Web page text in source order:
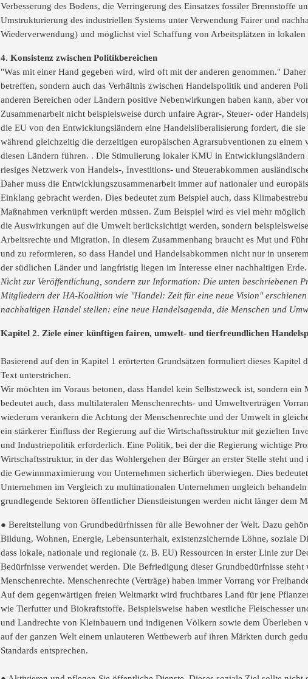
Verbesserung des Bodens, die Verringerung des Einsatzes fossiler Brennstoffe
Umstrukturierung des industriellen Systems unter Verwendung Fairer und
Wiederverwendung) und möglichst viel Schaffung von Arbeitsplätzen in lokalen
4. Konsistenz zwischen Politikbereichen
"Was mit einer Hand gegeben wird, wird oft mit der anderen genommen."
betreffen, sondern auch das Verhältnis zwischen Handelspolitik und anderen
anderen Bereichen oder Ländern positive Nebenwirkungen haben kann, aber
Zusammenarbeit nicht beispielsweise durch unfaire Agrar-, Steuer- oder
die EU von den Entwicklungsländern eine Handelsliberalisierung fordert, die
während gleichzeitig die derzeitigen europäischen Agrarsubventionen zu
diesen Ländern führen. . Die Stimulierung lokaler KMU in
riesiges Netzwerk von Handels-, Investitions- und Steuerabkommen
Daher muss die Entwicklungszusammenarbeit immer auf nationaler und
Einklang gebracht werden. Dies bedeutet zum Beispiel auch, dass
Maßnahmen verknüpft werden müssen. Zum Beispiel wird es viel mehr
die Auswirkungen auf die Umwelt berücksichtigt werden, sondern
Arbeitsrechte und Migration. In diesem Zusammenhang braucht es Mut und
und zu reformieren, so dass Handel und Handelsabkommen nicht nur in
der südlichen Länder und langfristig liegen im Interesse einer nachhaltigen Erde.
Nicht zur Veröffentlichung, sondern zur Information: Die unten beschriebenen
Mitgliedern der HA-Koalition wie "Handel: Zeit für eine neue Vision"
nachhaltigen Handel stellen: eine neue Handelsagenda, die Menschen und
Kapitel 2. Ziele einer künftigen fairen, umwelt- und tierfreundlichen
Basierend auf den in Kapitel 1 erörterten Grundsätzen formuliert dieses
Text unterstrichen.
Wir möchten im Voraus betonen, dass Handel kein Selbstzweck ist, sondern
bedeutet auch, dass multilateralen Menschenrechts- und Umweltverträgen
wiederum verankern die Achtung der Menschenrechte und der Umwelt in
ein stärkerer Einfluss der Regierung auf die Wirtschaftsstruktur mit gezielten
und Industriepolitik erforderlich. Eine Politik, bei der die Regierung wichtige
Wirtschaftsstruktur, in der das Wohlergehen der Bürger an erster Stelle steht
die Gewinnmaximierung von Unternehmen sicherlich überwiegen. Dies
Unternehmen im Vergleich zu multinationalen Unternehmen ungleich
grundlegende Sektoren öffentlicher Dienstleistungen werden nicht länger dem
● Bereitstellung von Grundbedürfnissen für alle Bewohner der Welt. Dazu
Bildung, Wohnen, Energie, Lebensunterhalt, existenzsichernde Löhne, soziale
dass lokale, nationale und regionale (z. B. EU) Ressourcen in erster Linie zur
Bedürfnisse verwendet werden. Die Befriedigung dieser Grundbedürfnisse
Menschenrechte. Menschenrechte (Verträge) haben immer Vorrang vor
Auf dem gegenwärtigen freien Weltmarkt wird fruchtbares Land für jene
wie Tierfutter und Biokraftstoffe. Beispielsweise haben westliche Fleischesser
und Landrechte von Kleinbauern und indigenen Völkern sowie dem Überleben
auf der ganzen Welt einem unlauteren Wettbewerb auf ihren Märkten durch
Standards entsprechen.